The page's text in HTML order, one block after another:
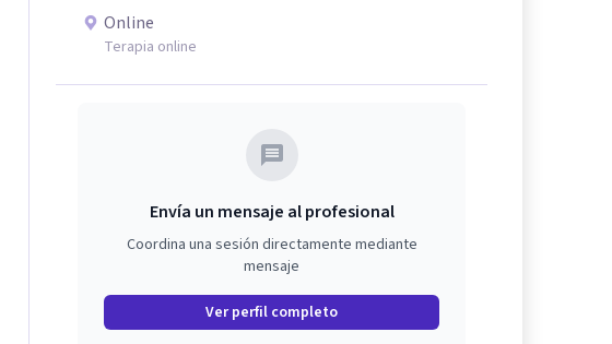
Online
Terapia online
Envía un mensaje al profesional
Coordina una sesión directamente mediante
mensaje
Ver perfil completo